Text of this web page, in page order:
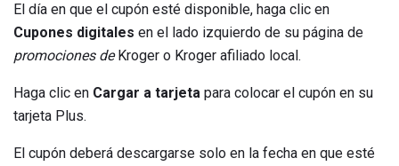
El día en que el cupón esté disponible, haga clic en
Cupones digitales en el lado izquierdo de su página de
promociones deKroger o Kroger afiliado local.
Haga clic en Cargar a tarjeta para colocar el cupón en su
tarjeta Plus.
El cupón deberá descargarse solo en la fecha en que esté